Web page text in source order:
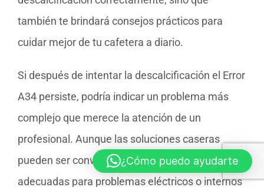
también te brindará consejos prácticos para
cuidar mejor de tu cafetera a diario.
Si después de intentar la descalcificación el Error
A34 persiste, podría indicar un problema más
complejo que merece la atención de un
profesional. Aunque las soluciones caseras
pueden ser convenientes, no siempre son
adecuadas para problemas eléctricos o internos
¿Cómo puedo ayudarte